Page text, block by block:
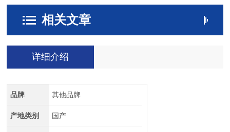
相关文章
详细介绍
品牌 其他品牌
产地类别 国产